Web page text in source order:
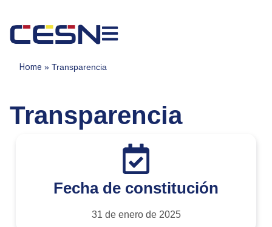
Home » Transparencia
Transparencia
Fecha de constitución
31 de enero de 2025